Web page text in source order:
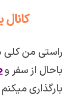
راستی من کلی
باحال از سفر و
بارگذاری